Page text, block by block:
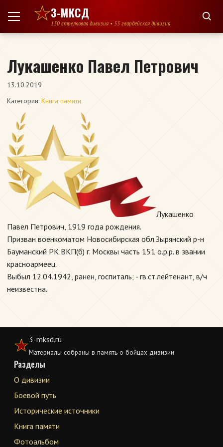
Перейти к содержимому
3-МКСД
130 стрелковая дивизия • 53 гвардейская дивизия
Лукашенко Павел Петрович
13.10.2019
Категории: Книга памяти
Лукашенко
Павел Петрович, 1919 года рождения.
Призван военкоматом Новосибирская обл.Зырянский р-н
Бауманский РК ВКП(б) г. Москвы часть 151 о.р.р. в звании
красноармеец.
Выбыл 12.04.1942, ранен, госпиталь; - гв.ст.лейтенант, в/ч
неизвестна.
3-mksd.ru
Материалы собраны в память о бойцах дивизии
Разделы
О дивизии
Боевой путь
Исторические источники
Книга памяти
Фотоальбом